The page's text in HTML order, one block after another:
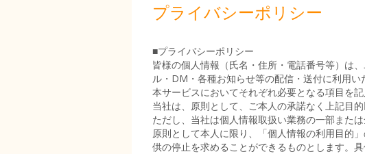
プライバシーポリシー
■プライバシーポリシー
皆様の個人情報（氏名・住所・電話番号等）は
ル・DM・各種お知らせ等の配信・送付に利用い
本サービスにおいてそれぞれ必要となる項目を
当社は、原則として、ご本人の承諾なく上記目
ただし、当社は個人情報取扱い業務の一部また
原則として本人に限り、「個人情報の利用目的
供の停止を求めることができるものとします。